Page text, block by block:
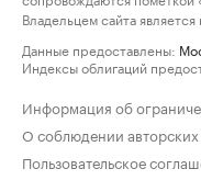
Владельцем сайта
Данные предоставлены:
Индексы облигаций
Информация об
О соблюдении авторских
Пользовательское